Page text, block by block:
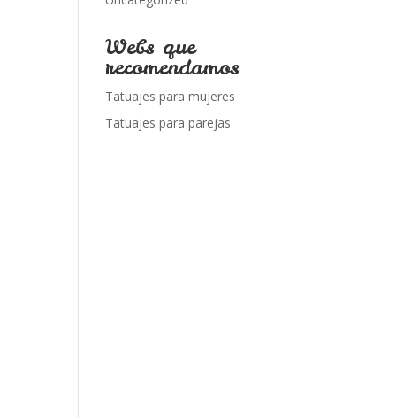
Webs que
recomendamos
Tatuajes para mujeres
Tatuajes para parejas